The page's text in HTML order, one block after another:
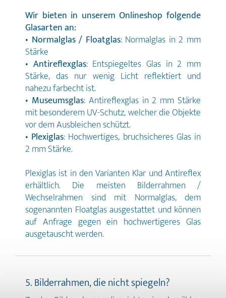
Wir bieten in unserem Onlineshop folgende
Glasarten an:
• Normalglas / Floatglas: Normalglas in 2 mm
Stärke
• Antireflexglas: Entspiegeltes Glas in 2 mm
Stärke, das nur wenig Licht reflektiert und
nahezu farbecht ist.
• Museumsglas: Antireflexglas in 2 mm Stärke
mit besonderem UV-Schutz, welcher die Objekte
vor dem Ausbleichen schützt.
• Plexiglas: Hochwertiges, bruchsicheres Glas in
2 mm Stärke.
Plexiglas ist in den Varianten Klar und Antireflex
erhältlich. Die meisten Bilderrahmen /
Wechselrahmen sind mit Normalglas, dem
sogenannten Floatglas ausgestattet und können
auf Anfrage gegen ein hochwertigeres Glas
ausgetauscht werden.
5. Bilderrahmen, die nicht spiegeln?